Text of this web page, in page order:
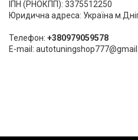
ІПН (РНОКПП): 3375512250
Юридична адреса: Україна
Телефон: +380979059578
E-mail: